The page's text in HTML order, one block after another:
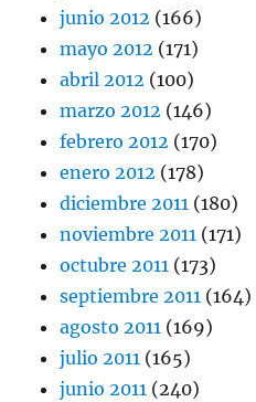
junio 2012 (166)
mayo 2012 (171)
abril 2012 (100)
marzo 2012 (146)
febrero 2012 (170)
enero 2012 (178)
diciembre 2011 (180)
noviembre 2011 (171)
octubre 2011 (173)
septiembre 2011 (164)
agosto 2011 (169)
julio 2011 (165)
junio 2011 (240)